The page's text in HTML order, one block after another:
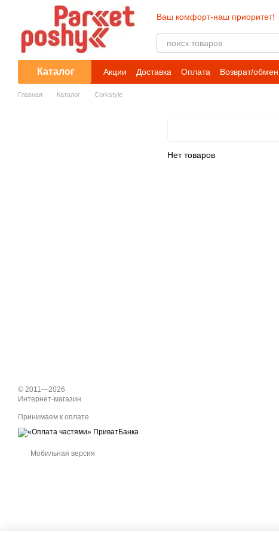
Перейти к основному контенту
Ваш комфорт-наш приоритет!
Каталог Акции Доставка Оплата Возврат/обмен
Главная Каталог Corkstyle
Нет товаров
© 2011—2026
Интернет-магазин
Принимаем к оплате
Мобильная версия